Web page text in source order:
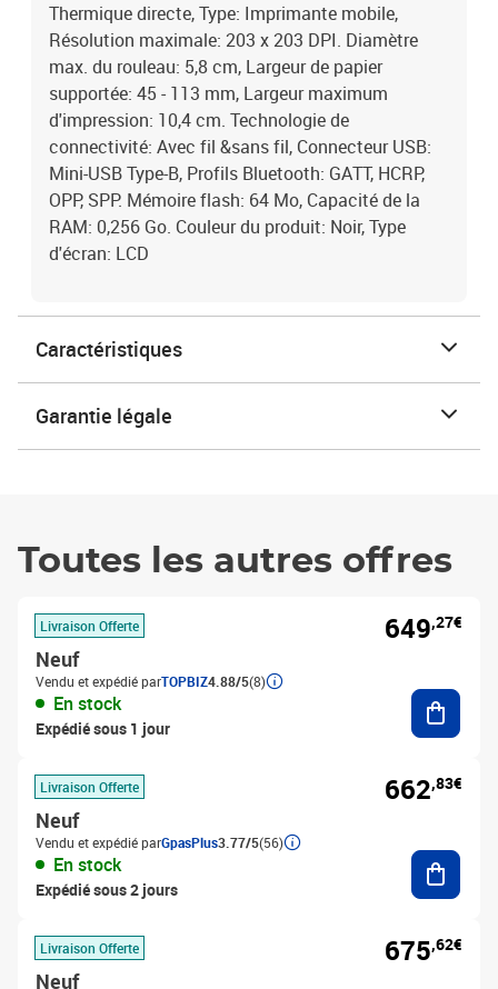
Thermique directe, Type: Imprimante mobile,
Résolution maximale: 203 x 203 DPI. Diamètre
max. du rouleau: 5,8 cm, Largeur de papier
supportée: 45 - 113 mm, Largeur maximum
d'impression: 10,4 cm. Technologie de
connectivité: Avec fil &sans fil, Connecteur USB:
Mini-USB Type-B, Profils Bluetooth: GATT, HCRP,
OPP, SPP. Mémoire flash: 64 Mo, Capacité de la
RAM: 0,256 Go. Couleur du produit: Noir, Type
d'écran: LCD
Caractéristiques
Garantie légale
Toutes les autres offres
Livraison Offerte
Neuf
Vendu et expédié parTOPBIZ4.88/5(8)
En stock
Expédié sous 1 jour
649,27€
Livraison Offerte
Neuf
Vendu et expédié parGpasPlus3.77/5(56)
En stock
Expédié sous 2 jours
662,83€
Livraison Offerte
Neuf
675,62€